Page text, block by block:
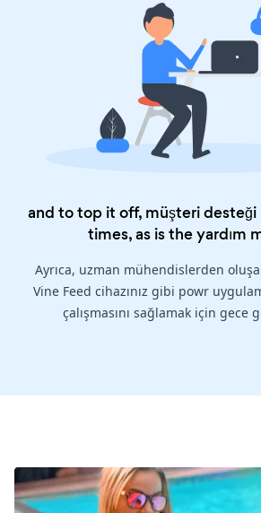
and to top it off, müşteri
times, as is theyardım
Ayrıca, uzman mühendislerden
Vine Feed cihazınız gibi powr
çalışmasını sağlamak için gece